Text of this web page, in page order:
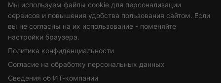
Мы используем файлы cookie для персонализации
сервисов и повышения удобства пользования сайтом. Если
вы не согласны на их использование - поменяйте
настройки браузера.
Политика конфиденциальности
Согласие на обработку персональных данных
Сведения об ИТ-компании